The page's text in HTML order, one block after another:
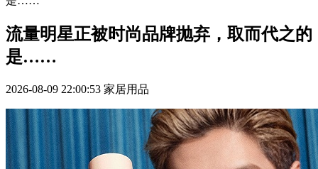
流量明星正被时尚品牌抛弃，取而代之的
是……
2026-08-09 22:00:53 家居用品